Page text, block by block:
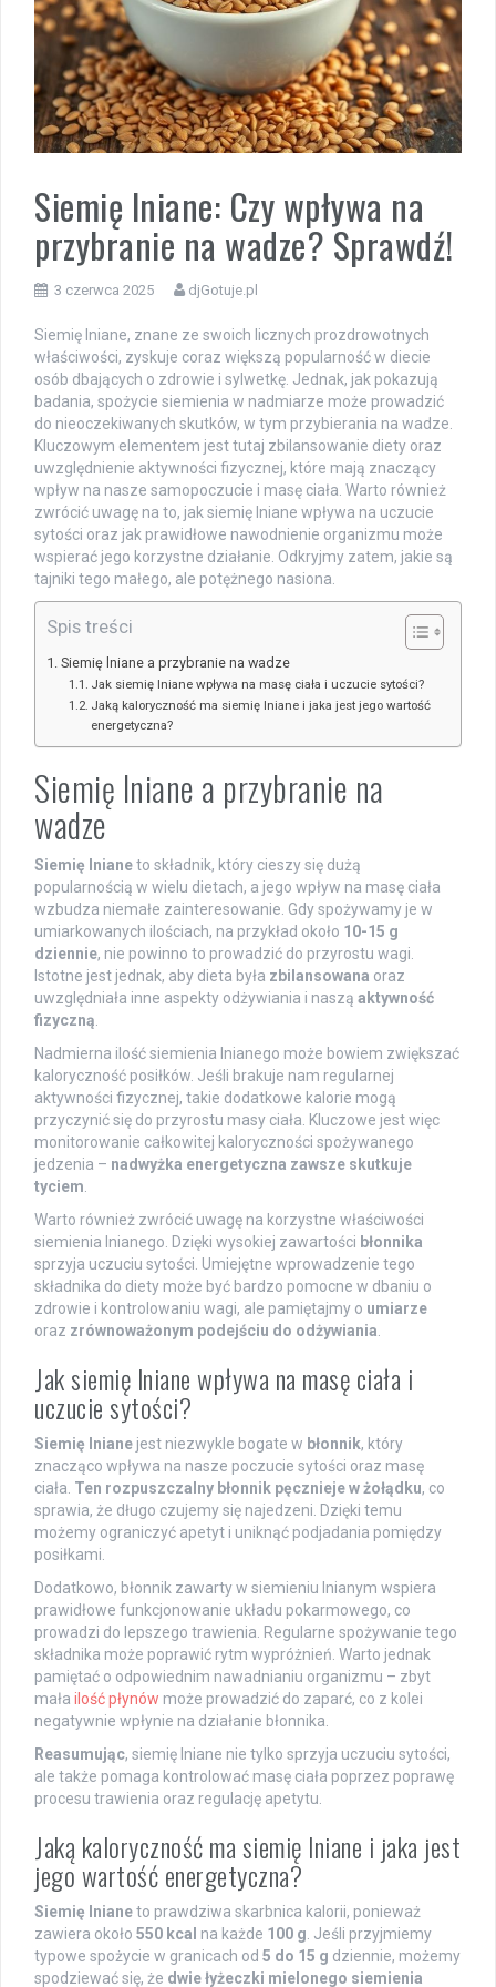
Siemię lniane: Czy wpływa na
przybranie na wadze? Sprawdź!
3 czerwca 2025 djGotuje.pl
Siemię lniane, znane ze swoich licznych prozdrowotnych
właściwości, zyskuje coraz większą popularność w diecie
osób dbających o zdrowie i sylwetkę. Jednak, jak pokazują
badania, spożycie siemienia w nadmiarze może prowadzić
do nieoczekiwanych skutków, w tym przybierania na wadze.
Kluczowym elementem jest tutaj zbilansowanie diety oraz
uwzględnienie aktywności fizycznej, które mają znaczący
wpływ na nasze samopoczucie i masę ciała. Warto również
zwrócić uwagę na to, jak siemię lniane wpływa na uczucie
sytości oraz jak prawidłowe nawodnienie organizmu może
wspierać jego korzystne działanie. Odkryjmy zatem, jakie są
tajniki tego małego, ale potężnego nasiona.
Spis treści
Siemię lniane a przybranie na wadze
Jak siemię lniane wpływa na masę ciała i uczucie sytości?
Jaką kaloryczność ma siemię lniane i jaka jest jego wartość
energetyczna?
Siemię lniane a przybranie na
wadze
Siemię lnianeto składnik, który cieszy się dużą
popularnością w wielu dietach, a jego wpływ na masę ciała
wzbudza niemałe zainteresowanie. Gdy spożywamy je w
umiarkowanych ilościach, na przykład około 10-15 g
dziennie, nie powinno to prowadzić do przyrostu wagi.
Istotne jest jednak, aby dieta była zbilansowana oraz
uwzględniała inne aspekty odżywiania i naszą aktywność
fizyczną
Nadmierna ilość siemienia lnianego może bowiem zwiększać
kaloryczność posiłków. Jeśli brakuje nam regularnej
aktywności fizycznej, takie dodatkowe kalorie mogą
przyczynić się do przyrostu masy ciała. Kluczowe jest więc
monitorowanie całkowitej kaloryczności spożywanego
jedzenia – nadwyżka energetyczna zawsze skutkuje
tyciem
Warto również zwrócić uwagę na korzystne właściwości
siemienia lnianego. Dzięki wysokiej zawartości błonnika
sprzyja uczuciu sytości. Umiejętne wprowadzenie tego
składnika do diety może być bardzo pomocne w dbaniu o
zdrowie i kontrolowaniu wagi, ale pamiętajmy o umiarze
oraz zrównoważonym podejściu do odżywiania
Jak siemię lniane wpływa na masę ciała i
uczucie sytości?
Siemię lniane jest niezwykle bogate w błonnik, który
znacząco wpływa na nasze poczucie sytości oraz masę
ciała. Ten rozpuszczalny błonnik pęcznieje w żołądku, co
sprawia, że długo czujemy się najedzeni. Dzięki temu
możemy ograniczyć apetyt i uniknąć podjadania pomiędzy
posiłkami.
Dodatkowo, błonnik zawarty w siemieniu lnianym wspiera
prawidłowe funkcjonowanie układu pokarmowego, co
prowadzi do lepszego trawienia. Regularne spożywanie tego
składnika może poprawić rytm wypróżnień. Warto jednak
pamiętać o odpowiednim nawadnianiu organizmu – zbyt
mała ilość płynów może prowadzić do zaparć, co z kolei
negatywnie wpłynie na działanie błonnika.
Reasumując, siemię lniane nie tylko sprzyja uczuciu sytości,
ale także pomaga kontrolować masę ciała poprzez poprawę
procesu trawienia oraz regulację apetytu.
Jaką kaloryczność ma siemię lniane i jaka jest
jego wartość energetyczna?
Siemię lnianeto prawdziwa skarbnica kalorii, ponieważ
zawiera około 550 kcal na każde 100 g . Jeśli przyjmiemy
typowe spożycie w granicach od 5 do 15 g dziennie, możemy
spodziewać się, że dwie łyżeczki mielonego siemienia